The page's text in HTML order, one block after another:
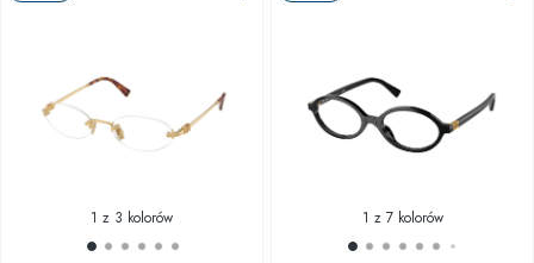
1 z 3 kolorów 1 z 7 kolorów